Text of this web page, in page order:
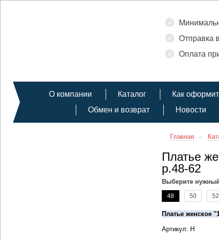
Отправка
Оплата
О компании Каталог
Как
Обмен и возврат
Новости
Главная
Платье
р.48-62
Выберите
48 50 52
Платье женское
Артикул: Н